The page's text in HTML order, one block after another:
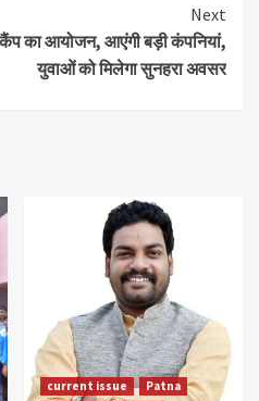
Next
का आयोजन, आएंगी बड़ी कंपनियां,
युवाओं को मिलेगा सुनहरा अवसर
current issue
Patna